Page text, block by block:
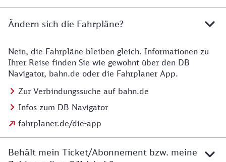
Ändern sich die Fahrpläne?
Details zu den Fahrplänen
Nein, die Fahrpläne bleiben gleich. Informationen zu
Ihrer Reise finden Sie wie gewohnt über den DB
Navigator, bahn.de oder die Fahrplaner App.
Zur Verbindungssuche auf bahn.de
Infos zum DB Navigator
fahrplaner.de/die-app
Behält mein Ticket/Abonnement bzw. meine